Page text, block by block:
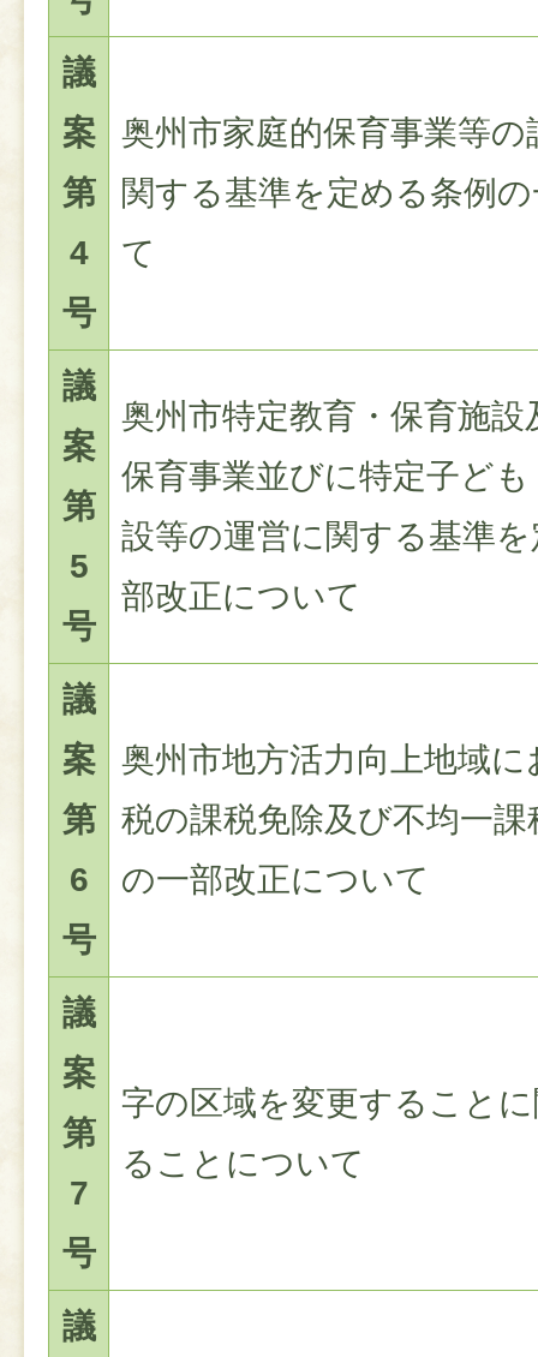
議
案
第
4
号
奥州市家庭的保育事業等
関する基準を定める条例
て
議
案
第
5
号
奥州市特定教育・保育施設
保育事業並びに特定子ど
設等の運営に関する基準
部改正について
議
案
第
6
号
奥州市地方活力向上地域
税の課税免除及び不均一
の一部改正について
議
案
第
7
号
字の区域を変更すること
ることについて
議